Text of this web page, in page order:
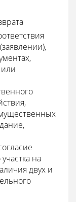
на
двух и